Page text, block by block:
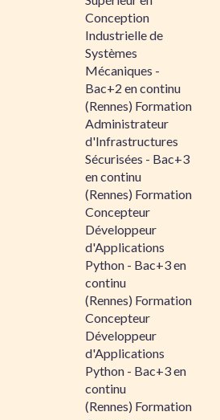
Conception
Industrielle de
Systèmes
Mécaniques -
Bac+2 en continu
(Rennes) Formation
Administrateur
d'Infrastructures
Sécurisées - Bac+3
en continu
(Rennes) Formation
Concepteur
Développeur
d'Applications
Python - Bac+3 en
continu
(Rennes) Formation
Concepteur
Développeur
d'Applications
Python - Bac+3 en
continu
(Rennes) Formation